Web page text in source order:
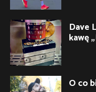
Dave
kawę
O co